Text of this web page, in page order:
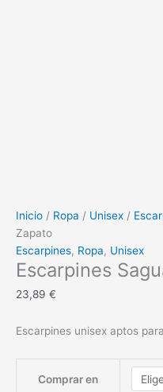
Inicio / Ropa / Unisex /
Zapato
Escarpines, Ropa, Unisex
Escarpines
23,89 €
Escarpines unisex aptos
Comprar en